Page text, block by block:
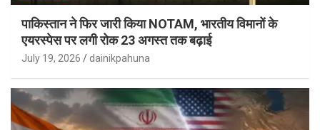
पाकिस्तान ने फिर जारी किया NOTAM, भारतीय विमानों के
एयरस्पेस पर लगी रोक 23 अगस्त तक बढ़ाई
July 19, 2026 dainikpahuna